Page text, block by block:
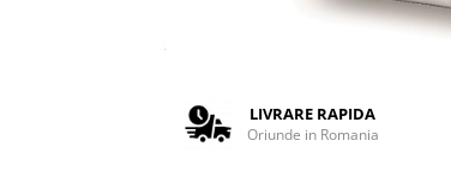
Cappucino instant
LIVRARE RAPIDA
Oriunde in Romania